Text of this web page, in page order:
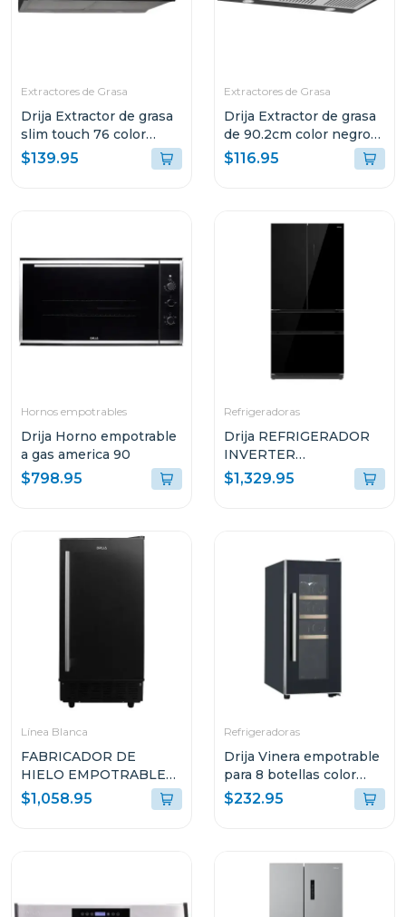
Extractores de Grasa
Drija Extractor de grasa
slim touch 76 color
negro
$139.95
Extractores de Grasa
Drija Extractor de grasa
de 90.2cm color negro
compatto
$116.95
Hornos empotrables
Drija Horno empotrable
a gas america 90
$798.95
Refrigeradoras
Drija REFRIGERADOR
INVERTER
EMPOTRABLE DE
18.1P³ ULTRA FAST
$1,329.95
Línea Blanca
FABRICADOR DE
HIELO EMPOTRABLE
DRIJA COLOR NEGRO
FH36BLACK
$1,058.95
Refrigeradoras
Drija Vinera empotrable
para 8 botellas color
negro tempranillo
$232.95